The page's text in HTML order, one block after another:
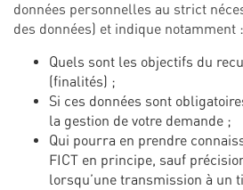
données personnelles au strict
des données) et indique notamment :
Quels sont les objectifs du
(finalités) ;
Si ces données sont
la gestion de votre demande ;
Qui pourra en prendre
FICT en principe, sauf
lorsqu’une transmission à un